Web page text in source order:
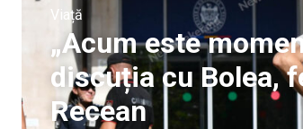
Viață
„Acum este
discuția cu Bolea,
Recean